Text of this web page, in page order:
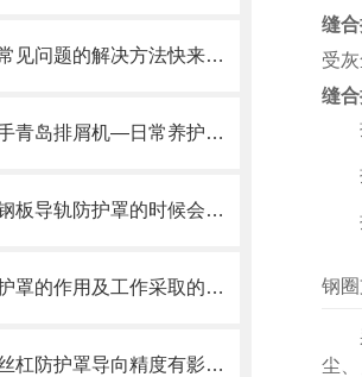
机床排屑机常见问题的解决方法快来看看吧！
排屑的好帮手青岛排屑机—日常养护方式
在使用不锈钢板导轨防护罩的时候会有哪几种效果呢？
机床钣金防护罩的作用及工作采取的方法
会对缝合式丝杠防护罩导向精度有影响的因素都有哪些？
缝
受
缝
钢
尘